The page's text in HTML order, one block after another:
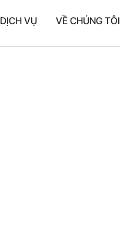
DỊCH VỤ VỀ CHÚNG TÔI